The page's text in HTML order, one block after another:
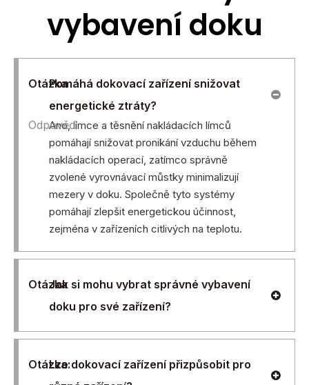
vybavení doku
OtázkaPomáhá dokovací zařízení snižovat
energetické ztráty?
Odpověď
Ano, límce a těsnění nakládacích límců
pomáhají snižovat pronikání vzduchu během
nakládacích operací, zatímco správně
zvolené vyrovnávací můstky minimalizují
mezery v doku. Společně tyto systémy
pomáhají zlepšit energetickou účinnost,
zejména v zařízeních citlivých na teplotu.
OtázkaJak si mohu vybrat správné vybavení
doku pro své zařízení?
Otázka:Lze dokovací zařízení přizpůsobit pro